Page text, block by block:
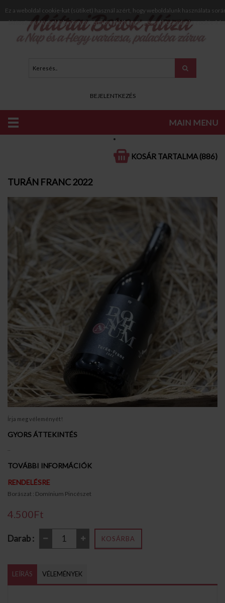
Ez a weboldal cookie-kat (sütiket) használ azért, hogy weboldalunk használata
biztosítani. Weboldalunkon történő további böngészéssel hozzájárul a cookie-k
BEJELENTKEZÉS
MAIN MENU
KOSÁR TARTALMA (886)
SZÁRAZ VÖRÖS BOROK
TURÁN FRANC 2022
Írja meg véleményét!
GYORS ÁTTEKINTÉS
TOVÁBBI INFORMÁCIÓK
RENDELÉSRE
Borászat : Domínium Pincészet
4.500Ft
Darab : KOSÁRBA
LEÍRÁS VÉLEMÉNYEK